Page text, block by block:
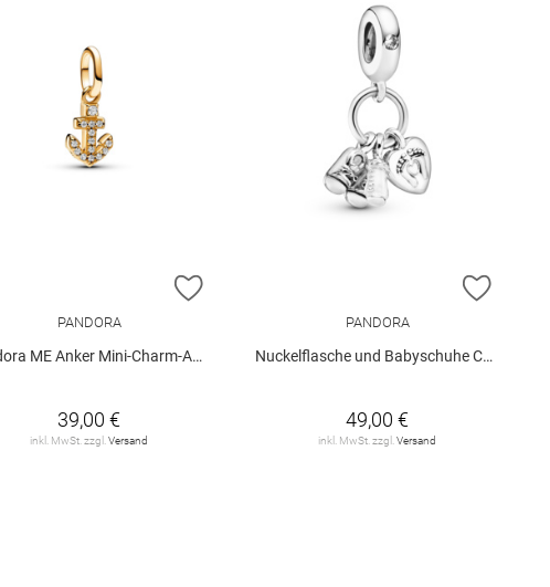
HINZUFÜGEN
PANDORA
ME Anker Mini-Charm-Anhänger
39,00 €
inkl. MwSt. zzgl.Versand
ZUR
PANDORA
Nuckelflasche und Babyschuhe Charm-Anhänger
49,00 €
inkl. MwSt. zzgl.Versand